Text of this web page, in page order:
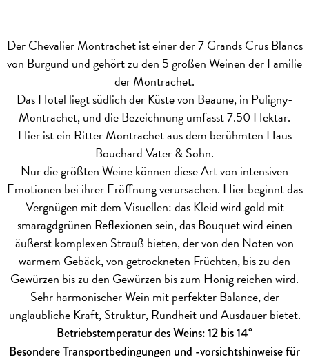
Der Chevalier Montrachet ist einer der 7 Grands Crus Blancs
von Burgund und gehört zu den 5 großen Weinen der Familie
der Montrachet.
Das Hotel liegt südlich der Küste von Beaune, in Puligny-
Montrachet, und die Bezeichnung umfasst 7.50 Hektar.
Hier ist ein Ritter Montrachet aus dem berühmten Haus
Bouchard Vater & Sohn.
Nur die größten Weine können diese Art von intensiven
Emotionen bei ihrer Eröffnung verursachen. Hier beginnt das
Vergnügen mit dem Visuellen: das Kleid wird gold mit
smaragdgrünen Reflexionen sein, das Bouquet wird einen
äußerst komplexen Strauß bieten, der von den Noten von
warmem Gebäck, von getrockneten Früchten, bis zu den
Gewürzen bis zu den Gewürzen bis zum Honig reichen wird.
Sehr harmonischer Wein mit perfekter Balance, der
unglaubliche Kraft, Struktur, Rundheit und Ausdauer bietet.
Betriebstemperatur des Weins: 12 bis 14°
Besondere Transportbedingungen und -vorsichtshinweise für